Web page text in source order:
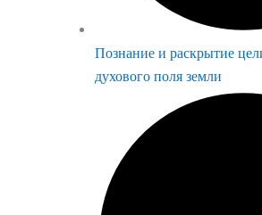
Познание и раскрытие
духового поля земли